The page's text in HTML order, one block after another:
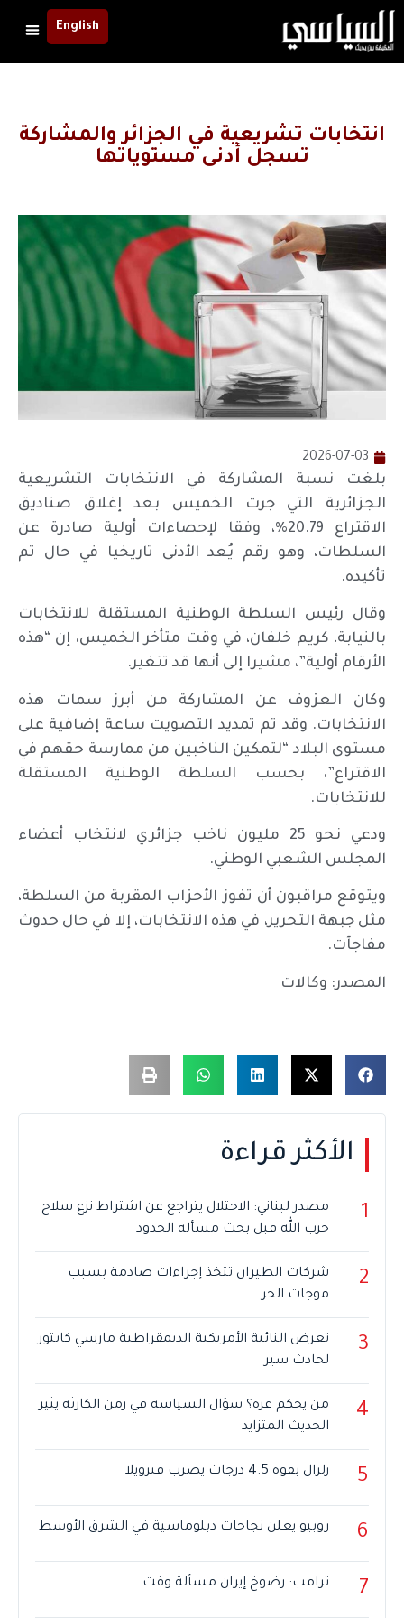
English
انتخابات تشريعية في الجزائر والمشاركة
تسجل أدنى مستوياتها
2026-07-03
بلغت نسبة المشاركة في الانتخابات التشريعية
الجزائرية التي جرت الخميس بعد إغلاق صناديق
الاقتراع 20.79%، وفقا لإحصاءات أولية صادرة عن
السلطات، وهو رقم يُعد الأدنى تاريخيا في حال تم
تأكيده.
وقال رئيس السلطة الوطنية المستقلة للانتخابات
بالنيابة، كريم خلفان، في وقت متأخر الخميس، إن “هذه
الأرقام أولية”، مشيرا إلى أنها قد تتغير.
وكان العزوف عن المشاركة من أبرز سمات هذه
الانتخابات. وقد تم تمديد التصويت ساعة إضافية على
مستوى البلاد “لتمكين الناخبين من ممارسة حقهم في
الاقتراع”، بحسب السلطة الوطنية المستقلة
للانتخابات.
ودعي نحو 25 مليون ناخب جزائري لانتخاب أعضاء
المجلس الشعبي الوطني.
ويتوقع مراقبون أن تفوز الأحزاب المقربة من السلطة،
مثل جبهة التحرير، في هذه الانتخابات، إلا في حال حدوث
مفاجآت.
المصدر: وكالات
الأكثر قراءة
1
مصدر لبناني: الاحتلال يتراجع عن اشتراط نزع سلاح
حزب الله قبل بحث مسألة الحدود
2
شركات الطيران تتخذ إجراءات صادمة بسبب
موجات الحر
3
تعرض النائبة الأمريكية الديمقراطية مارسي كابتور
لحادث سير
4
من يحكم غزة؟ سؤال السياسة في زمن الكارثة يثير
الحديث المتزايد
5 زلزال بقوة 4.5 درجات يضرب فنزويلا
6 روبيو يعلن نجاحات دبلوماسية في الشرق الأوسط
7 ترامب: رضوخ إيران مسألة وقت